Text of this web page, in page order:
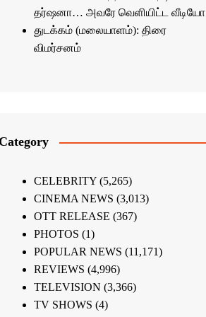
தர்ஷனா… அவரே வெளியிட்ட வீடியோ
துடக்கம் (மலையாளம்): திரை
விமர்சனம்
CELEBRITY(5,265)
CINEMA NEWS (3,013)
OTT RELEASE (367)
PHOTOS (1)
POPULAR NEWS (11,171)
REVIEWS (4,996)
TELEVISION (3,366)
TV SHOWS (4)